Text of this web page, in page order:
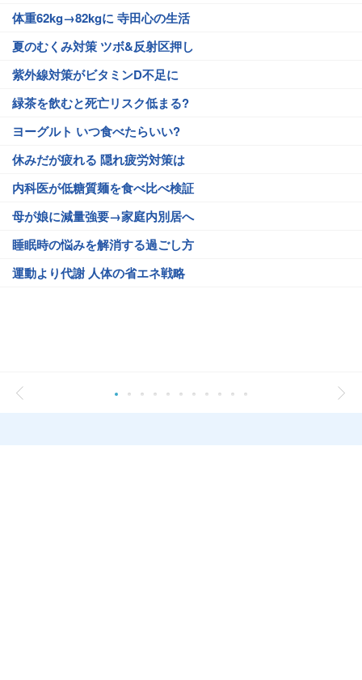
体重62kg→82kgに 寺田心の生活
夏のむくみ対策 ツボ&反射区押し
紫外線対策がビタミンD不足に
緑茶を飲むと死亡リスク低まる?
ヨーグルト いつ食べたらいい?
休みだが疲れる 隠れ疲労対策は
内科医が低糖質麺を食べ比べ検証
母が娘に減量強要→家庭内別居へ
睡眠時の悩みを解消する過ごし方
運動より代謝 人体の省エネ戦略